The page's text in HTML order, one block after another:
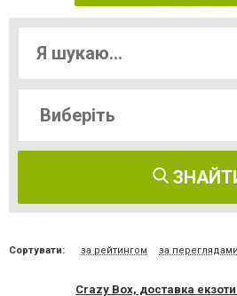
Сортувати: за рейтингом за переглядами
Crazy Box, доставка